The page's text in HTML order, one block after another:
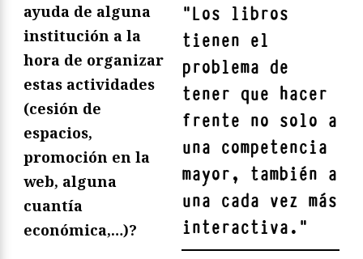
"Los libros
tienen el
problema de
tener que hacer
frente no solo a
una competencia
mayor, también a
una cada vez más
interactiva. "
ayuda de alguna
institución a la
hora de organizar
estas actividades
(cesión de
espacios,
promoción en la
web, alguna
cuantía
económica,…)?